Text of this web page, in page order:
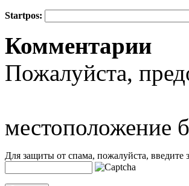
Startpos:
Комментарии
Пожалуйста,
местоположение
Для защиты от спама, пожалуйста, введите